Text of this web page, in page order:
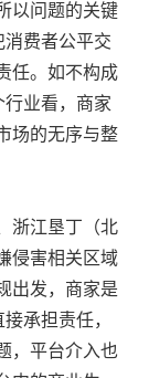
以问题的关键
消费者公平交
任。如不构成
行业看，商家
场的无序与整
江垦丁（北
侵害相关区域
出发，商家是
承担责任，
，平台介入也